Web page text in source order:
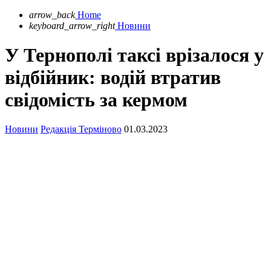
arrow_back Home
keyboard_arrow_right Новини
У Тернополі таксі врізалося у
відбійник: водій втратив
свідомість за кермом
Новини Редакція Терміново 01.03.2023